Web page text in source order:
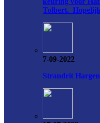
Tolbert.
7-09-2022
Strandrit